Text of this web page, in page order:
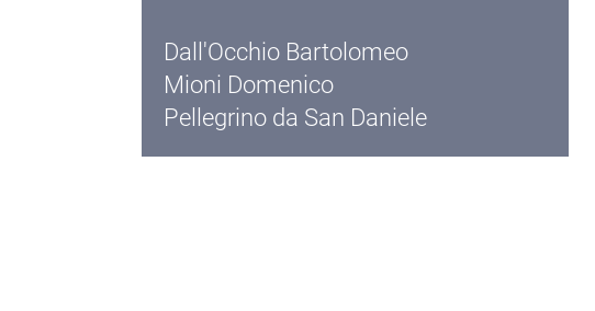
Dall'Occhio Bartolomeo
Mioni Domenico
Pellegrino da San Daniele